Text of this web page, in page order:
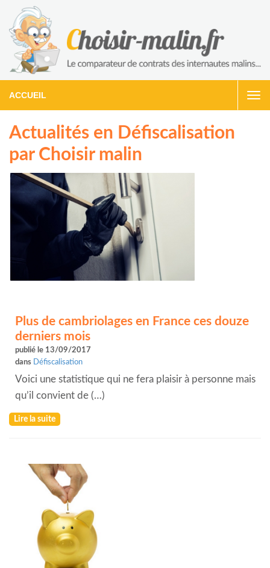
ACCUEIL
Actualités en Défiscalisation
par Choisir malin
Plus de cambriolages en France ces douze
derniers mois
publié le 13/09/2017
dans Défiscalisation
Voici une statistique qui ne fera plaisir à personne mais
qu’il convient de (…)
Lire la suite